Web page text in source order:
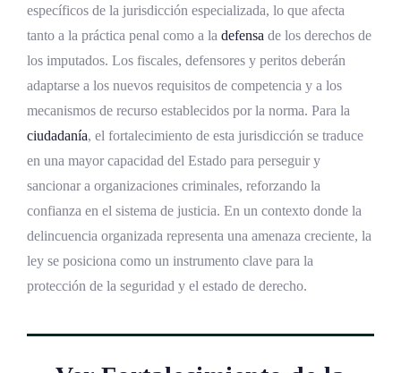
específicos de la jurisdicción especializada, lo que afecta
tanto a la práctica penal como a la defensa de los derechos de
los imputados. Los fiscales, defensores y peritos deberán
adaptarse a los nuevos requisitos de competencia y a los
mecanismos de recurso establecidos por la norma. Para la
ciudadanía, el fortalecimiento de esta jurisdicción se traduce
en una mayor capacidad del Estado para perseguir y
sancionar a organizaciones criminales, reforzando la
confianza en el sistema de justicia. En un contexto donde la
delincuencia organizada representa una amenaza creciente, la
ley se posiciona como un instrumento clave para la
protección de la seguridad y el estado de derecho.